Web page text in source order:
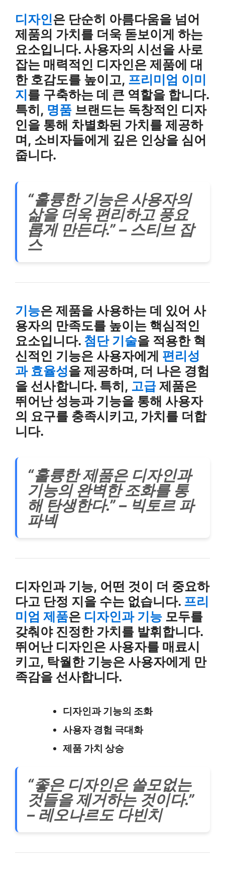
디자인은 단순히 아름다움을 넘어
제품의 가치를 더욱 돋보이게 하는
요소입니다. 사용자의 시선을 사로
잡는 매력적인 디자인은 제품에 대
한 호감도를 높이고, 프리미엄 이미
지를 구축하는 데 큰 역할을 합니다.
특히, 명품 브랜드는 독창적인 디자
인을 통해 차별화된 가치를 제공하
며, 소비자들에게 깊은 인상을 심어
줍니다.
“훌륭한 기능은 사용자의
삶을 더욱 편리하고 풍요
롭게 만든다.” – 스티브 잡
스
기능은 제품을 사용하는 데 있어 사
용자의 만족도를 높이는 핵심적인
요소입니다. 첨단 기술을 적용한 혁
신적인 기능은 사용자에게 편리성
과 효율성을 제공하며, 더 나은 경험
을 선사합니다. 특히, 고급 제품은
뛰어난 성능과 기능을 통해 사용자
의 요구를 충족시키고, 가치를 더합
니다.
“훌륭한 제품은 디자인과
기능의 완벽한 조화를 통
해 탄생한다.” – 빅토르 파
파넥
디자인과 기능, 어떤 것이 더 중요하
다고 단정 지을 수는 없습니다. 프리
미엄 제품은 디자인과 기능 모두를
갖춰야 진정한 가치를 발휘합니다.
뛰어난 디자인은 사용자를 매료시
키고, 탁월한 기능은 사용자에게 만
족감을 선사합니다.
디자인과 기능의 조화
사용자 경험 극대화
제품 가치 상승
“좋은 디자인은 쓸모없는
것들을 제거하는 것이다.”
– 레오나르도 다빈치